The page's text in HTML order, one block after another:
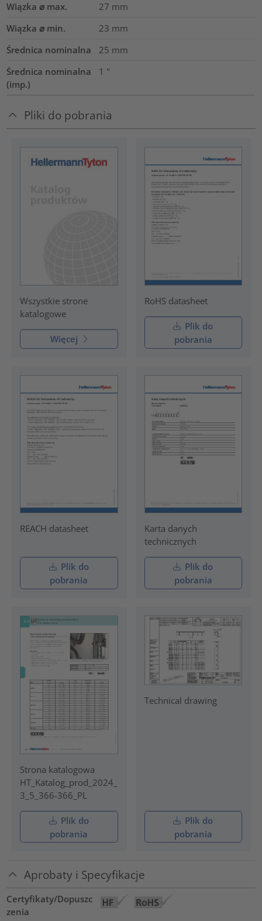
Wiązka ⌀ max. 27 mm
Wiązka ⌀ min.
23 mm
Średnica nominalna
25 mm
Średnica nominalna
(imp.)
1 "
Pliki do pobrania
Wszystkie strone
katalogowe
Więcej
RoHS datasheet
Plik do
pobrania
REACH datasheet
Plik do
pobrania
Karta danych
technicznych
Plik do
pobrania
Strona katalogowa
HT_Katalog_prod_2024_
3_5_366-366_PL
Plik do
pobrania
Technical drawing
Plik do
pobrania
Aprobaty i Specyfikacje
Certyfikaty/Dopuszc
zenia